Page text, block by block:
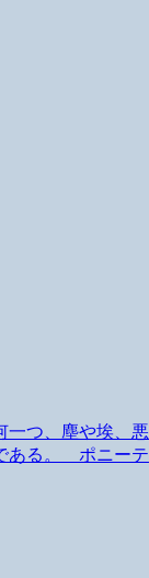
つ、塵や埃、悪
ある。 ポニーテ